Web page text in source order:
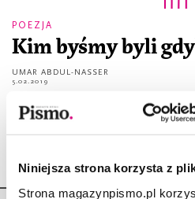
Niniejsza strona korzysta z
Strona magazynpismo.pl
POEZJA
Kim byśmy byli
UMAR ABDUL-NASSER
5.02.2019
Czy bylibyśmy sobą gdyby nie